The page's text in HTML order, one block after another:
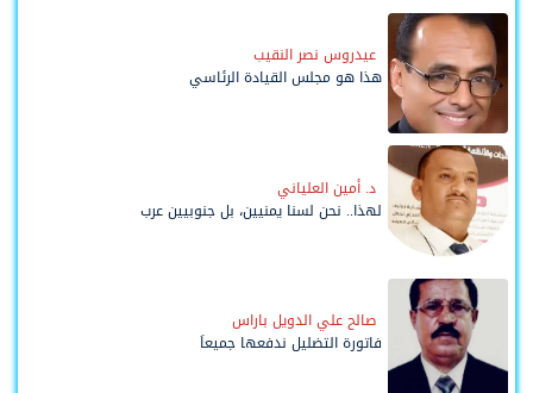
عيدروس نصر النقيب
هذا هو مجلس القيادة الرئاسي
د. أمين العلياني
لهذا.. نحن لسنا يمنيين، بل جنوبيين عرب
صالح علي الدويل باراس
فاتورة التضليل ندفعها جميعاً